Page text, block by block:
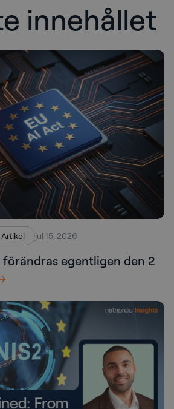
innehållet
Artikel jul 15, 2026
förändras egentligen den 2